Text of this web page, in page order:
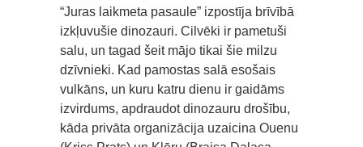
“Juras laikmeta pasaule” izpostīja brīvībā
izkļuvušie dinozauri. Cilvēki ir pametuši
salu, un tagad šeit mājo tikai šie milzu
dzīvnieki. Kad pamostas salā esošais
vulkāns, un kuru katru dienu ir gaidāms
izvirdums, apdraudot dinozauru drošību,
kāda privāta organizācija uzaicina Ouenu